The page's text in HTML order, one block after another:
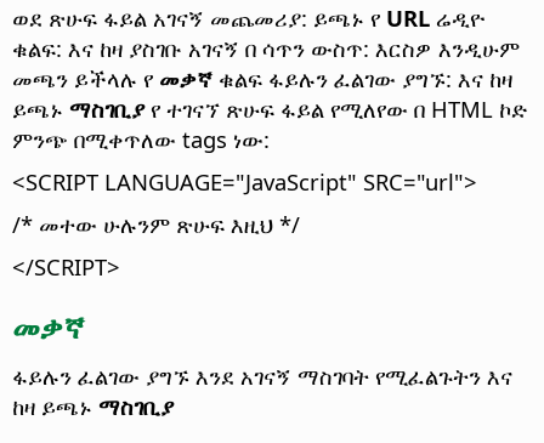
ወደ ጽሁፍ ፋይል አገናኝ መጨመሪያ: ይጫኑ የ URL ሬዲዮ
ቁልፍ: እና ከዛ ያስገቡ አገናኝ በ ሳጥን ውስጥ: እርስዎ እንዲሁም
መጫን ይችላሉ የ መቃኛ ቁልፍ ፋይሉን ፈልገው ያግኙ: እና ከዛ
ይጫኑ ማስገቢያየ ተገናኘ ጽሁፍ ፋይል የሚለየው በ HTML ኮድ
ምንጭ በሚቀጥለው tags ነው:
<SCRIPT LANGUAGE="JavaScript" SRC="url">
/* መተው ሁሉንም ጽሁፍ እዚህ */
</SCRIPT>
መቃኛ
ፋይሉን ፈልገው ያግኙ እንደ አገናኝ ማስገባት የሚፈልጉትን እና
ከዛ ይጫኑ ማስገቢያ